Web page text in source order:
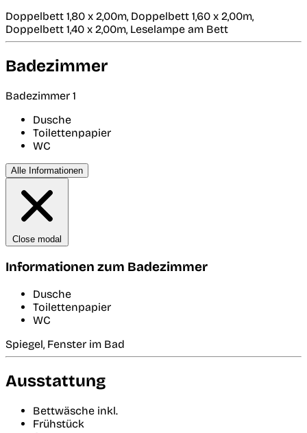
Doppelbett 1,80 x 2,00m, Doppelbett 1,60 x 2,00m,
Doppelbett 1,40 x 2,00m, Leselampe am Bett
Badezimmer
Badezimmer 1
Dusche
Toilettenpapier
WC
Alle Informationen
Close modal
Informationen zum Badezimmer
Dusche
Toilettenpapier
WC
Spiegel, Fenster im Bad
Ausstattung
Bettwäsche inkl.
Frühstück